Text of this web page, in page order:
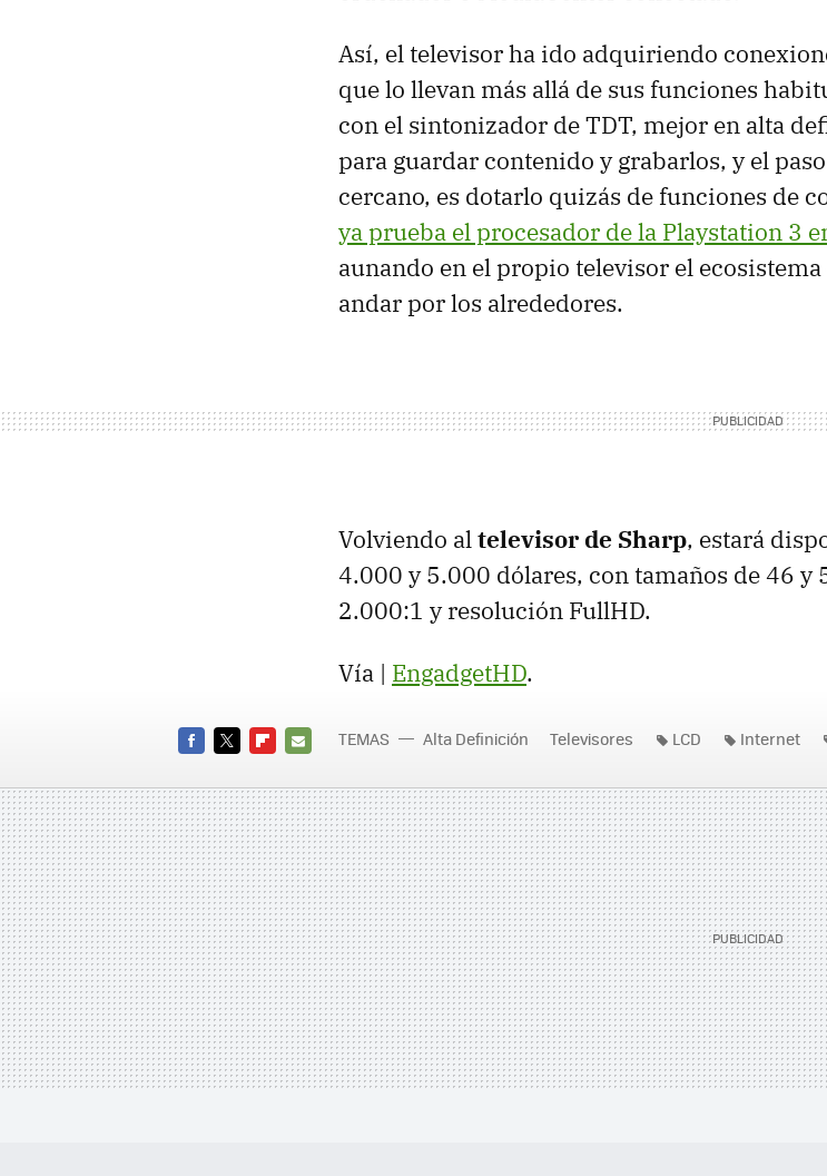
Así, el televisor ha ido adquiriendo
que lo llevan más allá de sus funciones
con el sintonizador de TDT, mejor en alta
para guardar contenido y grabarlos, y el
cercano, es dotarlo quizás de funciones de
ya prueba el procesador de la Playstation 3
aunando en el propio televisor el
andar por los alrededores.
Volviendo altelevisor de Sharp, estará
4.000 y 5.000 dólares, con tamaños de 46 y
2.000:1 y resolución FullHD.
Vía | EngadgetHD.
MAIL
TEMAS Alta Definición Televisores LCD Internet